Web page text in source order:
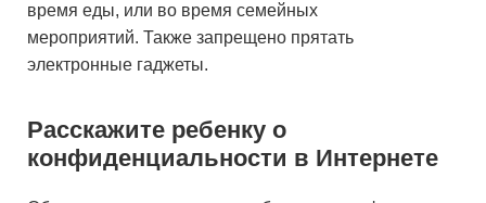
время еды, или во время семейных
мероприятий. Также запрещено прятать
электронные гаджеты.
Расскажите ребенку о
конфиденциальности в Интернете